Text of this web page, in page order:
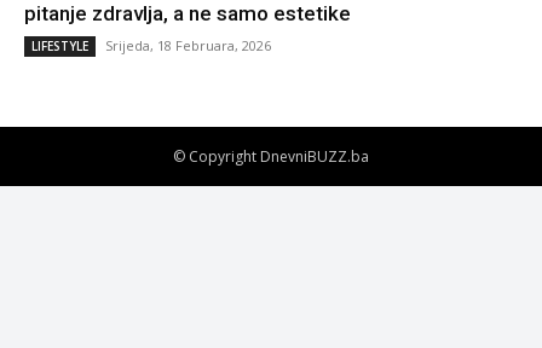
pitanje zdravlja, a ne samo estetike
LIFESTYLE Srijeda, 18 Februara, 2026
© Copyright DnevniBUZZ.ba